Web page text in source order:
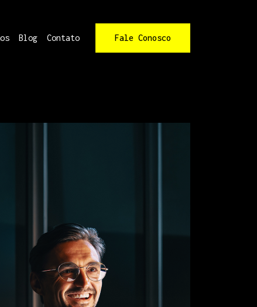
Blog Contato Fale Conosco